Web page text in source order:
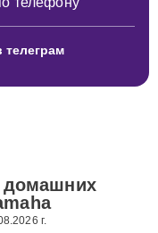
телеграм
домашних
г.